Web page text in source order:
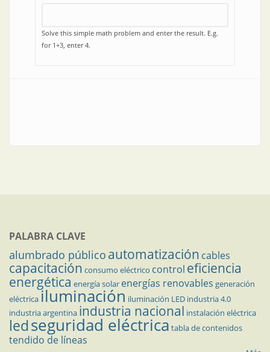
Solve this simple math problem and enter the result. E.g.
for 1+3, enter 4.
PALABRA CLAVE
alumbrado público automatización cables
capacitación consumo eléctrico control eficiencia
energética energía solar energías renovables generación
eléctricailuminación iluminación LED industria 4.0
industria argentina industria nacional instalación eléctrica
ledseguridad eléctrica tabla de contenidos
tendido de líneas